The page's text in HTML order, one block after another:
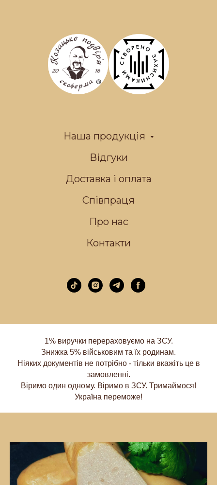
Наша продукція
Відгуки
Доставка і оплата
Співпраця
Про нас
Контакти
1% виручки перераховуємо на ЗСУ.
Знижка 5% військовим та їх родинам.
Ніяких документів не потрібно - тільки вкажіть це в
замовленні.
Віримо один одному. Віримо в ЗСУ. Тримаймося!
Україна переможе!